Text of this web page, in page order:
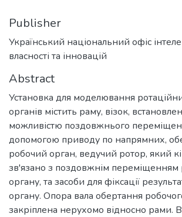
Publisher
Український національний офіс
власності та інновацій
Abstract
Установка для моделювання
органів містить раму, візок,
можливістю поздовжнього
допомогою приводу по напрямних,
робочий орган, ведучий ротор, який
зв'язано з поздовжнім переміщенням
органу, та засоби для фіксації
органу. Опора вала обертання
закріплена нерухомо відносно рами.